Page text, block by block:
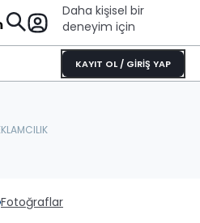
Daha kişisel bir
deneyim için
KAYIT OL / GİRİŞ YAP
Fotoğraflar